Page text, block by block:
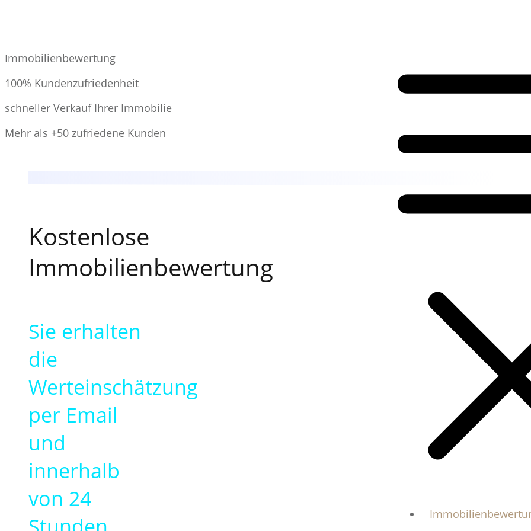
Immobilienbewertung
100% Kundenzufriedenheit
schneller Verkauf Ihrer Immobilie
Mehr als +50 zufriedene Kunden
Kostenlose
Immobilienbewertung
Sie erhalten
die
Werteinschätzung
per Email
und
innerhalb
von 24